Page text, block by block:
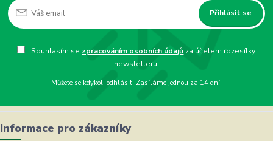
Přihlásit se
Souhlasím se zpracováním osobních údajů za účelem rozesílky
newsletteru.
Můžete se kdykoli odhlásit. Zasíláme jednou za 14 dní.
Informace pro zákazníky